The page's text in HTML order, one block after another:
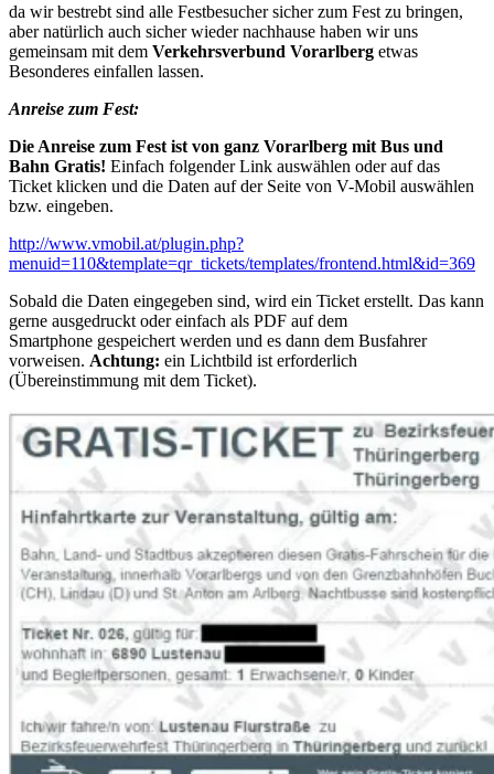
da wir bestrebt sind alle Festbesucher sicher zum Fest zu bringen,
aber natürlich auch sicher wieder nachhause haben wir uns
gemeinsam mit dem Verkehrsverbund Vorarlberg etwas
Besonderes einfallen lassen.
Anreise zum Fest:
Die Anreise zum Fest ist von ganz Vorarlberg mit Bus und
Bahn Gratis! Einfach folgender Link auswählen oder auf das
Ticket klicken und die Daten auf der Seite von V-Mobil auswählen
bzw. eingeben.
http://www.vmobil.at/plugin.php?
menuid=110&template=qr_tickets/templates/frontend.html&id=369
Sobald die Daten eingegeben sind, wird ein Ticket erstellt. Das kann
gerne ausgedruckt oder einfach als PDF auf dem
Smartphone gespeichert werden und es dann dem Busfahrer
vorweisen. Achtung: ein Lichtbild ist erforderlich
(Übereinstimmung mit dem Ticket).